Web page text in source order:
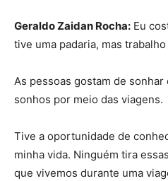
Geraldo Zaidan Rocha: Eu
tive uma padaria, mas
As pessoas gostam de
sonhos por meio das viagens.
Tive a oportunidade de
minha vida. Ninguém tira
que vivemos durante uma